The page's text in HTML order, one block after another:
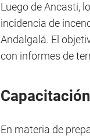
Luego de Ancasti,
incidencia de
Andalgalá. El
con informes de
Capacitación
En materia de